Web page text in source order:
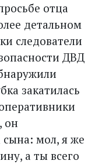
отца
детальном
следователи
ДВД
закатилась
он
сына: мол, я же
а ты всего